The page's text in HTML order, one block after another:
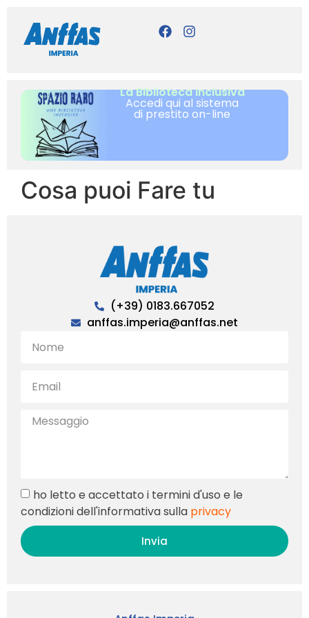
La Biblioteca inclusiva
Accedi qui al sistema
di prestito on-line
Cosa puoi Fare tu
(+39) 0183.667052
anffas.imperia@anffas.net
ho letto e accettato i termini d'uso e le
condizioni dell'informativa sulla privacy
Invia